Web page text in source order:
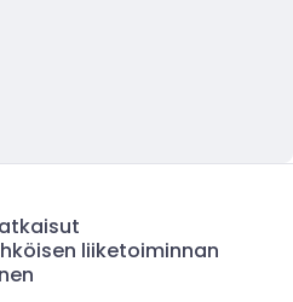
liiketoiminnan